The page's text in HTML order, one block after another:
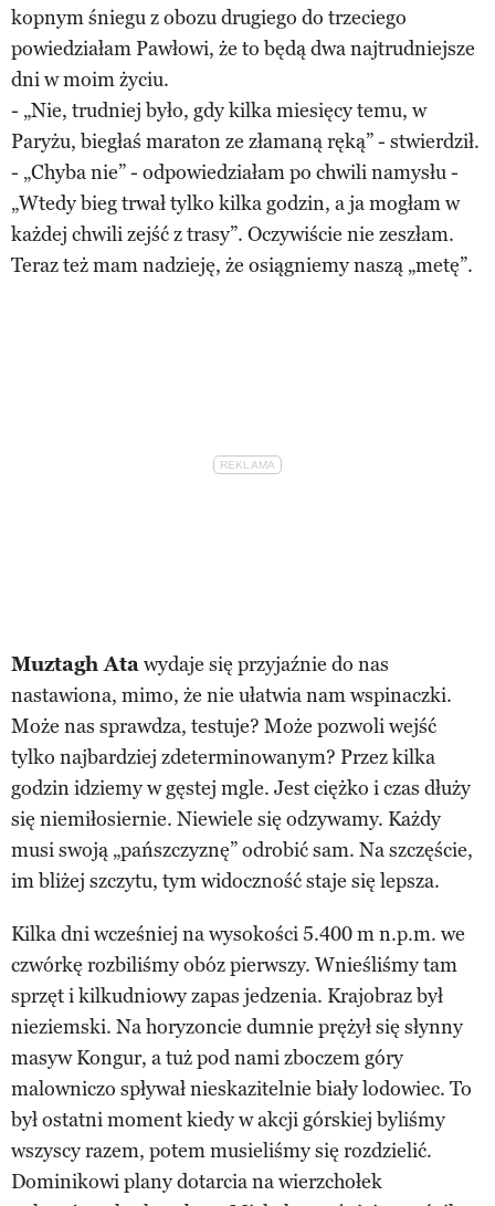
kopnym śniegu z obozu drugiego do trzeciego
powiedziałam Pawłowi, że to będą dwa najtrudniejsze
dni w moim życiu.
- „Nie, trudniej było, gdy kilka miesięcy temu, w
Paryżu, biegłaś maraton ze złamaną ręką” - stwierdził.
- „Chyba nie” - odpowiedziałam po chwili namysłu -
„Wtedy bieg trwał tylko kilka godzin, a ja mogłam w
każdej chwili zejść z trasy”. Oczywiście nie zeszłam.
Teraz też mam nadzieję, że osiągniemy naszą „metę”.
Muztagh Atawydaje się przyjaźnie do nas
nastawiona, mimo, że nie ułatwia nam wspinaczki.
Może nas sprawdza, testuje? Może pozwoli wejść
tylko najbardziej zdeterminowanym? Przez kilka
godzin idziemy w gęstej mgle. Jest ciężko i czas dłuży
się niemiłosiernie. Niewiele się odzywamy. Każdy
musi swoją „pańszczyznę” odrobić sam. Na szczęście,
im bliżej szczytu, tym widoczność staje się lepsza.
Kilka dni wcześniej na wysokości 5.400 m n.p.m. we
czwórkę rozbiliśmy obóz pierwszy. Wnieśliśmy tam
sprzęt i kilkudniowy zapas jedzenia. Krajobraz był
nieziemski. Na horyzoncie dumnie prężył się słynny
masyw Kongur, a tuż pod nami zboczem góry
malowniczo spływał nieskazitelnie biały lodowiec. To
był ostatni moment kiedy w akcji górskiej byliśmy
wszyscy razem, potem musieliśmy się rozdzielić.
Dominikowi plany dotarcia na wierzchołek